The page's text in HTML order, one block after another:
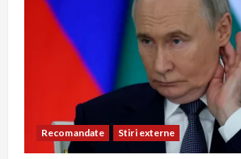
bază
germană
unde
se
repară
Patriot
Recomandate Stiri externe